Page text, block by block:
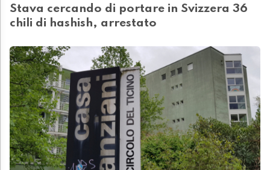
Stava cercando di portare in Svizzera 36
chili di hashish, arrestato